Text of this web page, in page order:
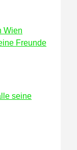
Wien
Freunde
seine